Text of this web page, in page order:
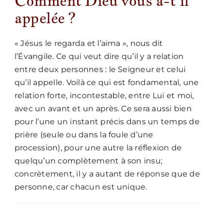
Nous écrire
appelée ?
« Jésus le regarda et l’aima », nous dit
l’Évangile. Ce qui veut dire qu’il y a relation
entre deux personnes : le Seigneur et celui
qu’il appelle. Voilà ce qui est fondamental, une
relation forte, incontestable, entre Lui et moi,
avec un avant et un après. Ce sera aussi bien
pour l’une un instant précis dans un temps de
prière (seule ou dans la foule d’une
procession), pour une autre la réflexion de
quelqu’un complètement à son insu;
concrètement, il y a autant de réponse que de
personne, car chacun est unique.